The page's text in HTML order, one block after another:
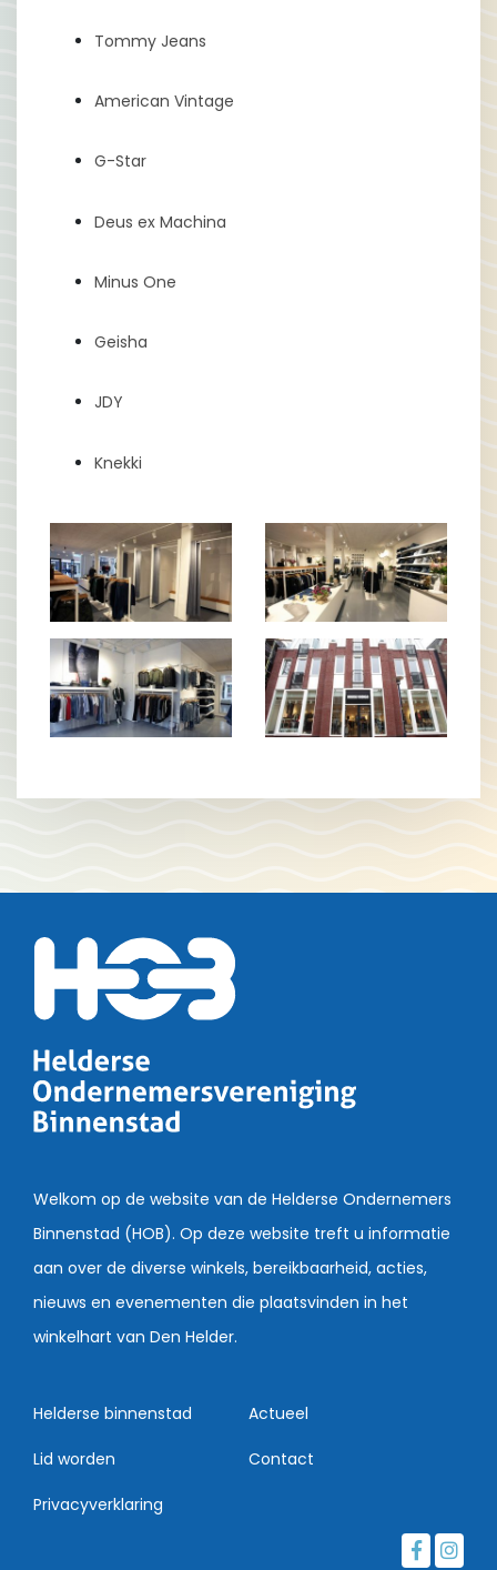
Tommy Jeans
American Vintage
G-Star
Deus ex Machina
Minus One
Geisha
JDY
Knekki
Welkom op de website van de Helderse Ondernemers
Binnenstad (HOB). Op deze website treft u informatie
aan over de diverse winkels, bereikbaarheid, acties,
nieuws en evenementen die plaatsvinden in het
winkelhart van Den Helder.
Helderse binnenstad Actueel
Lid worden Contact
Privacyverklaring